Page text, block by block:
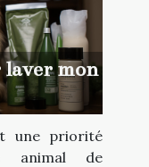
laver mon
une priorité
animal de